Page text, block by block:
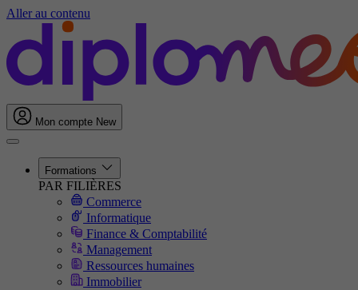
Aller au contenu
Mon compte New
Formations
PAR FILIÈRES
Commerce
Informatique
Finance & Comptabilité
Management
Ressources humaines
Immobilier